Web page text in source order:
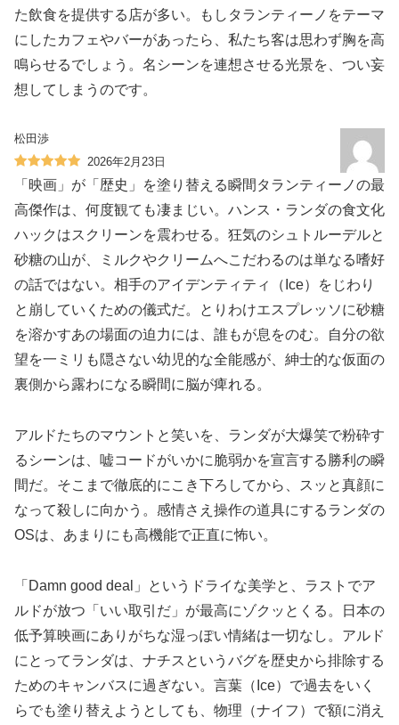
た飲食を提供する店が多い。もしタランティーノをテーマ
にしたカフェやバーがあったら、私たち客は思わず胸を高
鳴らせるでしょう。名シーンを連想させる光景を、つい妄
想してしまうのです。
松田渉
2026年2月23日
「映画」が「歴史」を塗り替える瞬間タランティーノの最
高傑作は、何度観ても凄まじい。ハンス・ランダの食文化
ハックはスクリーンを震わせる。狂気のシュトルーデルと
砂糖の山が、ミルクやクリームへこだわるのは単なる嗜好
の話ではない。相手のアイデンティティ（Ice）をじわり
と崩していくための儀式だ。とりわけエスプレッソに砂糖
を溶かすあの場面の迫力には、誰もが息をのむ。自分の欲
望を一ミリも隠さない幼児的な全能感が、紳士的な仮面の
裏側から露わになる瞬間に脳が痺れる。
アルドたちのマウントと笑いを、ランダが大爆笑で粉砕す
るシーンは、嘘コードがいかに脆弱かを宣言する勝利の瞬
間だ。そこまで徹底的にこき下ろしてから、スッと真顔に
なって殺しに向かう。感情さえ操作の道具にするランダの
OSは、あまりにも高機能で正直に怖い。
「Damn good deal」というドライな美学と、ラストでア
ルドが放つ「いい取引だ」が最高にゾクッとくる。日本の
低予算映画にありがちな湿っぽい情緒は一切なし。アルド
にとってランダは、ナチスというバグを歴史から排除する
ためのキャンバスに過ぎない。言葉（Ice）で過去をいく
らでも塗り替えようとしても、物理（ナイフ）で額に消え